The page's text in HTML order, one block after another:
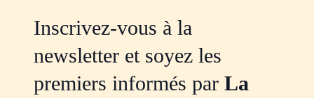
Inscrivez-vous à la
newsletter et soyez les
premiers informés par La